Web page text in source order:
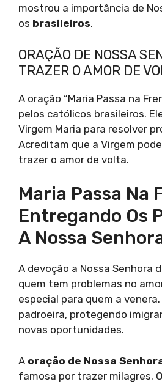
mostrou a importância de
os brasileiros.
ORAÇÃO DE NOSSA
TRAZER O AMOR DE
A oração “Maria Passa na
pelos católicos brasileiros.
Virgem Maria para resolver
Acreditam que a Virgem
trazer o amor de volta.
Maria Passa Na
Entregando Os
A Nossa
A devoção a Nossa Senhora
quem tem problemas no
especial para quem a venera.
padroeira, protegendo
novas oportunidades.
A oração de Nossa
famosa por trazer milagres.